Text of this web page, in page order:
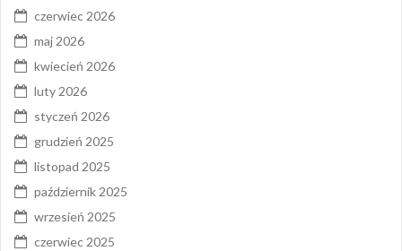
czerwiec 2026
maj 2026
kwiecień 2026
luty 2026
styczeń 2026
grudzień 2025
listopad 2025
październik 2025
wrzesień 2025
czerwiec 2025